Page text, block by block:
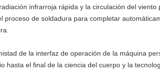
infrarroja rápida y la circulación del viento
de soldadura para completar
de la interfaz de operación de la máquina
hasta el final de la ciencia del cuerpo y la